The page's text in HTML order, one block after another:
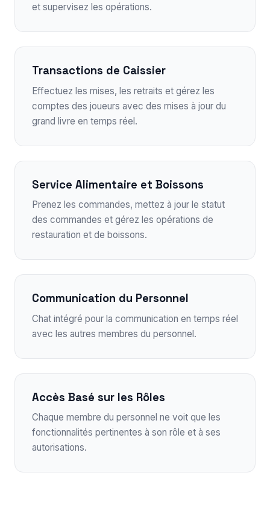
et supervisez les opérations.
Transactions de Caissier
Effectuez les mises, les retraits et gérez les
comptes des joueurs avec des mises à jour du
grand livre en temps réel.
Service Alimentaire et Boissons
Prenez les commandes, mettez à jour le statut
des commandes et gérez les opérations de
restauration et de boissons.
Communication du Personnel
Chat intégré pour la communication en temps réel
avec les autres membres du personnel.
Accès Basé sur les Rôles
Chaque membre du personnel ne voit que les
fonctionnalités pertinentes à son rôle et à ses
autorisations.